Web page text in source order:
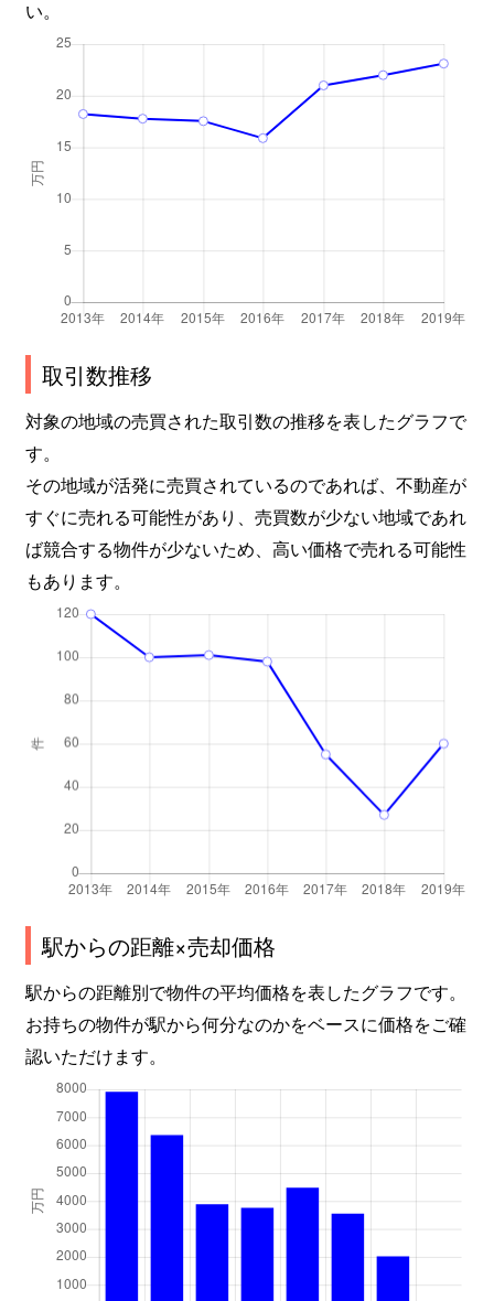
い。
取引数推移
対象の地域の売買された取引数の推移を表したグラフで
す。
その地域が活発に売買されているのであれば、不動産が
すぐに売れる可能性があり、売買数が少ない地域であれ
ば競合する物件が少ないため、高い価格で売れる可能性
もあります。
駅からの距離×売却価格
駅からの距離別で物件の平均価格を表したグラフです。
お持ちの物件が駅から何分なのかをベースに価格をご確
認いただけます。